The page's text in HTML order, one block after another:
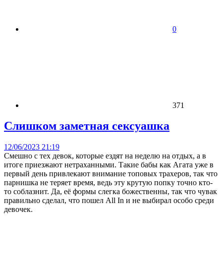
0
371
Слишком заметная сексуашка
12/06/2023 21:19
Смешно с тех девок, которые ездят на неделю на отдых, а в
итоге приезжают нетраханными. Такие бабы как Агата уже в
первый день привлекают внимание топовых трахеров, так что
парнишка не теряет время, ведь эту крутую попку точно кто-
то соблазнит. Да, её формы слегка божественны, так что чувак
правильно сделал, что пошел All In и не выбирал особо среди
девочек.